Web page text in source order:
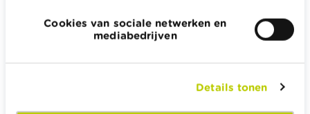
Cookies van sociale netwerken en
mediabedrijven
Details tonen
stoffen bevatten …
daarna vernietigen: je krijgt je bestelling niet in
handen, terwijl je er wel voor hebt betaald.